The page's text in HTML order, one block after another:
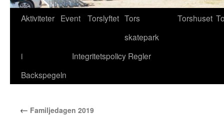
Hoppa
innehåll
Aktiviteter Event Torslyftet Tors
skatepark
Torshuset
i
Backspegeln
Integritetspolicy Regler
← Familjedagen 2019